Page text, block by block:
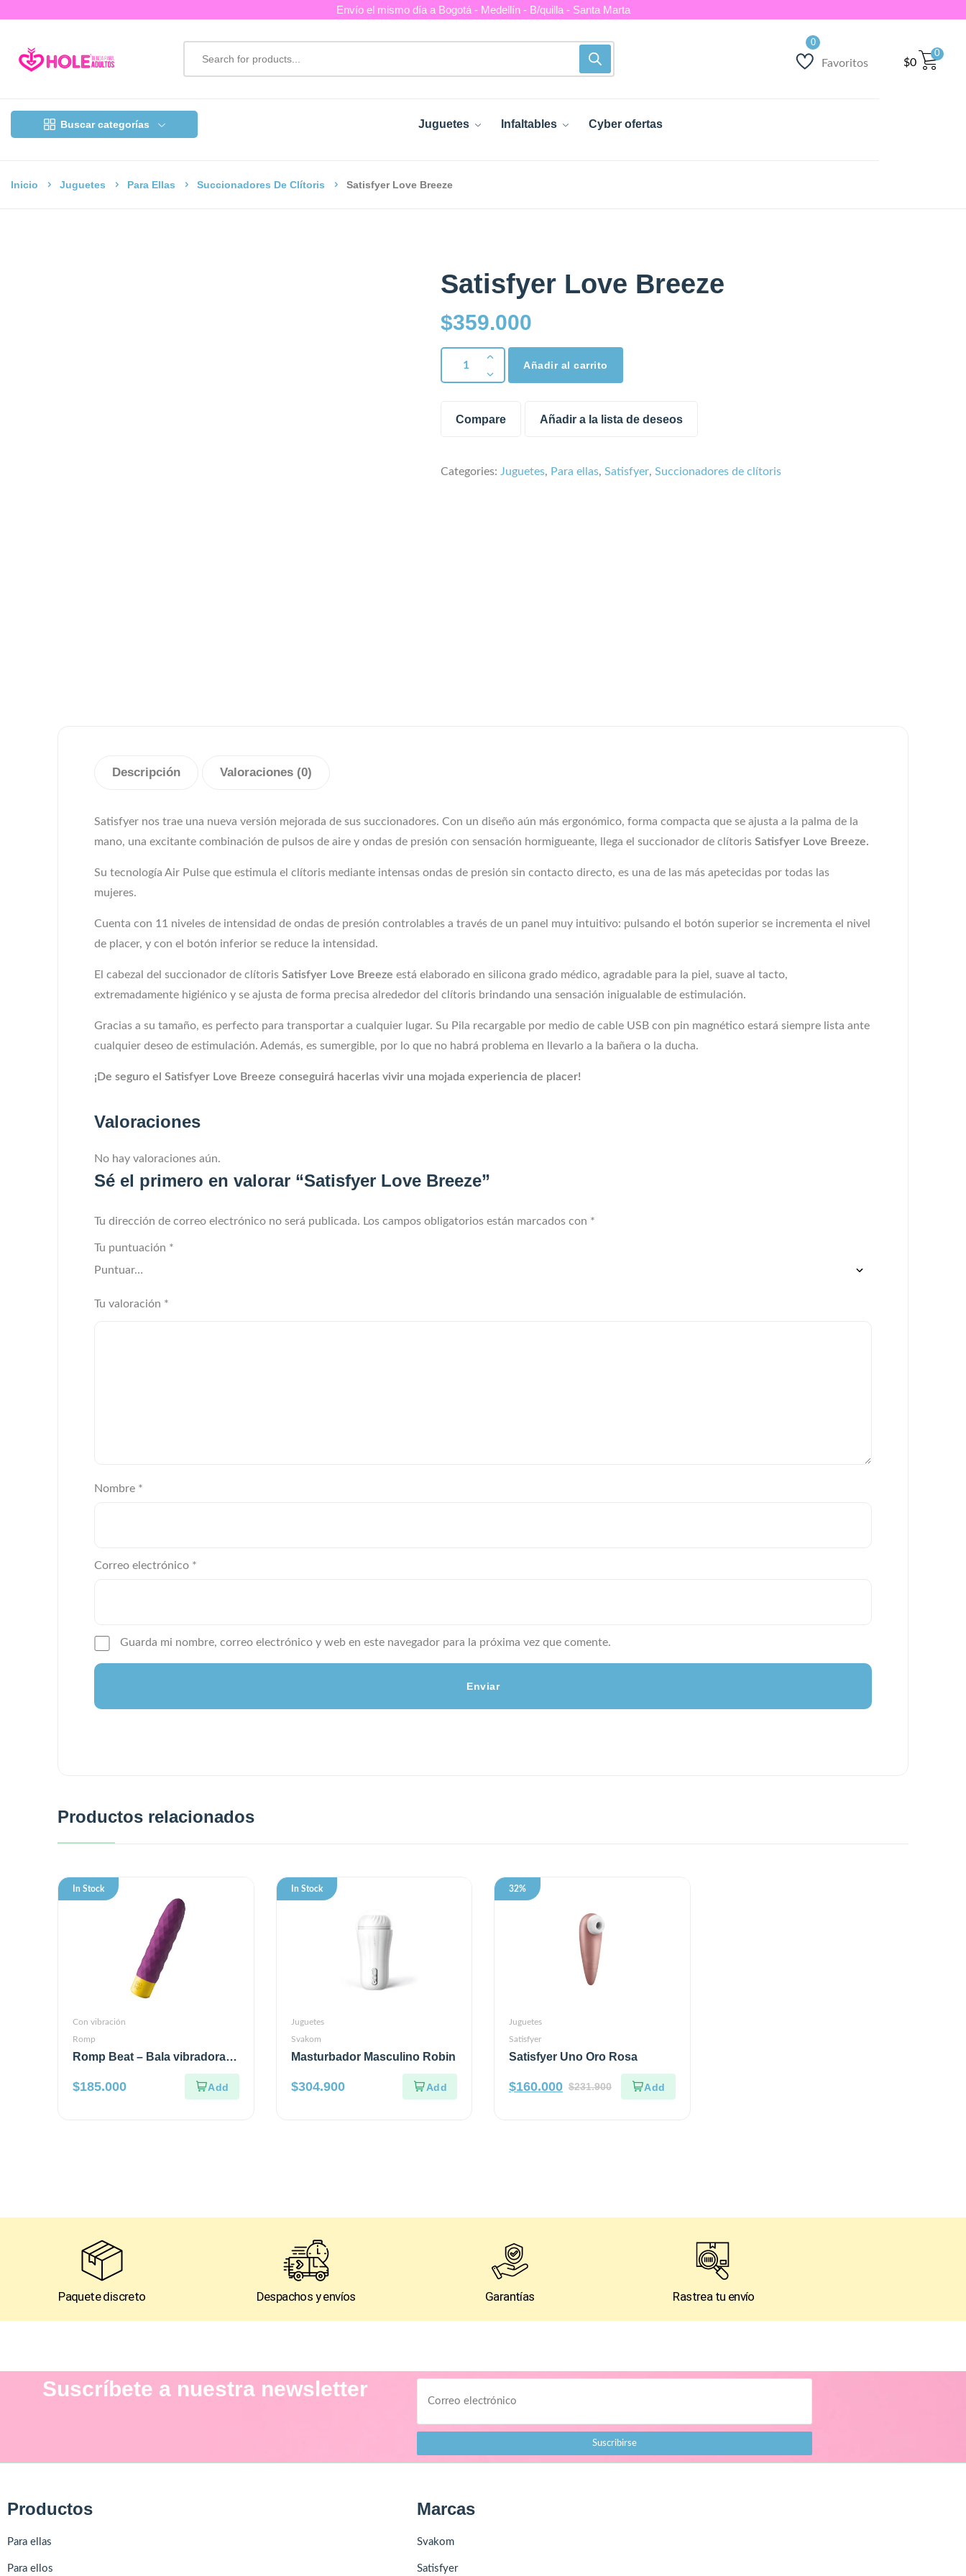
Envío el mismo día a Bogotá - Medellín - B/quilla - Santa Marta
Favoritos
Buscar categorías Juguetes Infaltables Cyber ofertas
$0
0
Inicio Juguetes Para Ellas Succionadores De Clítoris Satisfyer Love Breeze
Satisfyer Love Breeze
$359.000
Añadir al carrito
Compare Añadir a la lista de deseos
Categories: Juguetes, Para ellas,Satisfyer,Succionadores de clítoris
Descripción Valoraciones (0)
Satisfyer nos trae una nueva versión mejorada de sus succionadores. Con un diseño aún más ergonómico, forma compacta que se ajusta a la palma de la
mano, una excitante combinación de pulsos de aire y ondas de presión con sensación hormigueante, llega el succionador de clítoris Satisfyer Love Breeze.
Su tecnología Air Pulse que estimula el clítoris mediante intensas ondas de presión sin contacto directo, es una de las más apetecidas por todas las
mujeres.
Cuenta con 11 niveles de intensidad de ondas de presión controlables a través de un panel muy intuitivo: pulsando el botón superior se incrementa el nivel
de placer, y con el botón inferior se reduce la intensidad.
El cabezal del succionador de clítoris Satisfyer Love Breeze está elaborado en silicona grado médico, agradable para la piel, suave al tacto,
extremadamente higiénico y se ajusta de forma precisa alrededor del clítoris brindando una sensación inigualable de estimulación.
Gracias a su tamaño, es perfecto para transportar a cualquier lugar. Su Pila recargable por medio de cable USB con pin magnético estará siempre lista ante
cualquier deseo de estimulación. Además, es sumergible, por lo que no habrá problema en llevarlo a la bañera o la ducha.
¡De seguro el Satisfyer Love Breeze conseguirá hacerlas vivir una mojada experiencia de placer!
Valoraciones
No hay valoraciones aún.
Sé el primero en valorar “Satisfyer Love Breeze”
Tu dirección de correo electrónico no será publicada. Los campos obligatorios están marcados con *
Tu puntuación *
Tu valoración *
Nombre *
Correo electrónico *
Guarda mi nombre, correo electrónico y web en este navegador para la próxima vez que comente.
Productos relacionados
In Stock
Con vibración
Romp
Romp Beat – Bala vibradora
$185.000
In Stock
Juguetes
Svakom
Masturbador Masculino Robin
$304.900
32%
Juguetes
Satisfyer
Satisfyer Uno Oro Rosa
$231.900
$160.000
Paquete discreto Despachos y envíos Garantías Rastrea tu envío
Suscríbete a nuestra newsletter
Suscribirse
Productos
Para ellas
Para ellos
Marcas
Svakom
Satisfyer